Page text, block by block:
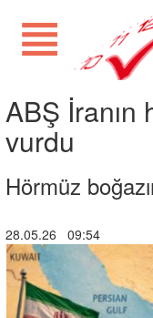
ABŞ İranın
vurdu
Hörmüz
28.05.26 09:54